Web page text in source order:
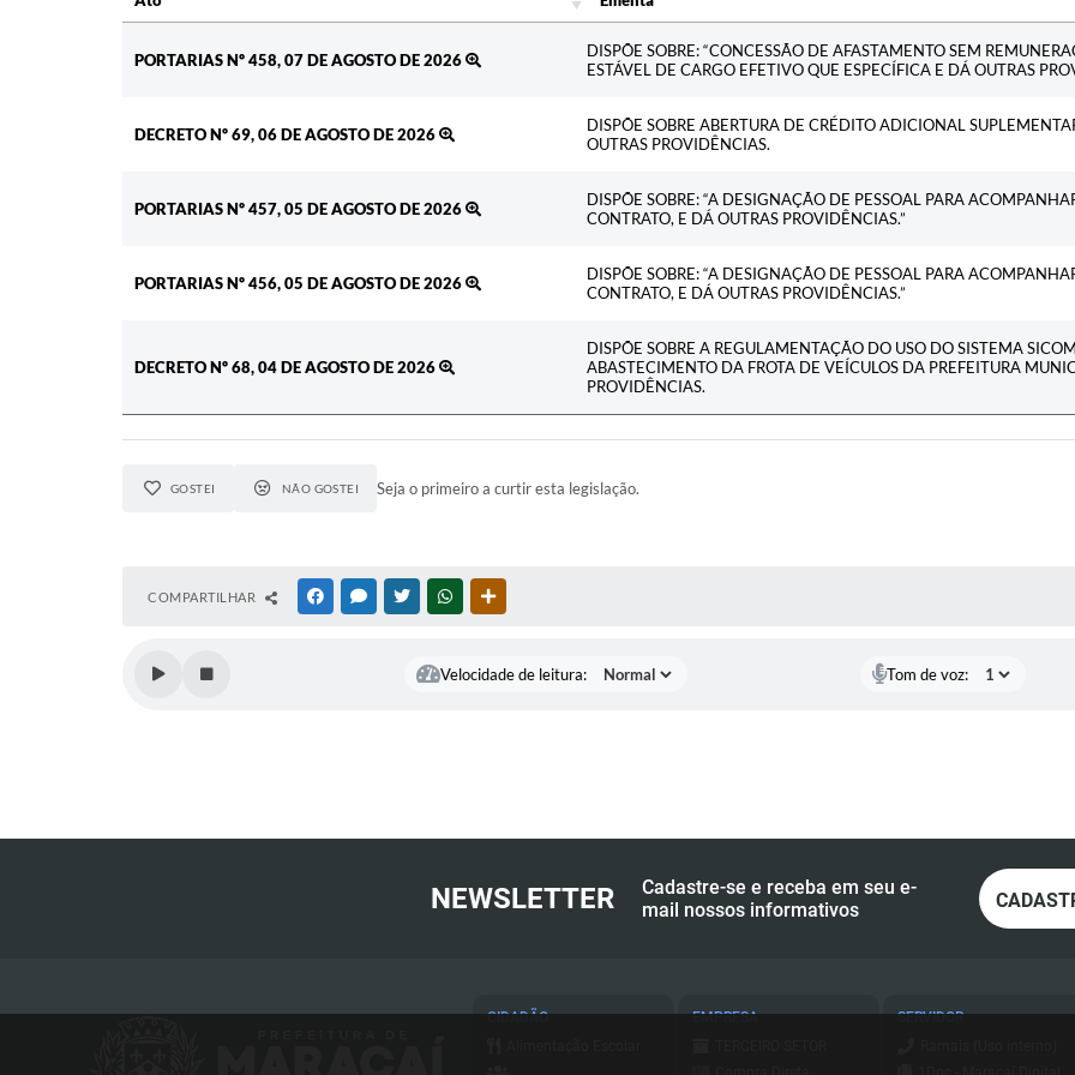
PORTARIAS Nº 458, 07 DE AGOSTO DE 2026
DISPÕE SOBRE: “CONCESSÃO DE AFASTAMENTO SEM
ESTÁVEL DE CARGO EFETIVO QUE ESPECÍFICA E DÁ OUTRAS
DECRETO Nº 69, 06 DE AGOSTO DE 2026
DISPÕE SOBRE ABERTURA DE CRÉDITO ADICIONAL
OUTRAS PROVIDÊNCIAS.
PORTARIAS Nº 457, 05 DE AGOSTO DE 2026
DISPÕE SOBRE: “A DESIGNAÇÃO DE PESSOAL PARA
CONTRATO, E DÁ OUTRAS PROVIDÊNCIAS.”
PORTARIAS Nº 456, 05 DE AGOSTO DE 2026
DISPÕE SOBRE: “A DESIGNAÇÃO DE PESSOAL PARA
CONTRATO, E DÁ OUTRAS PROVIDÊNCIAS.”
DECRETO Nº 68, 04 DE AGOSTO DE 2026
DISPÕE SOBRE A REGULAMENTAÇÃO DO USO DO SISTEMA
ABASTECIMENTO DA FROTA DE VEÍCULOS DA PREFEITURA
PROVIDÊNCIAS.
GOSTEI NÃO GOSTEI Seja o primeiro a curtir esta legislação.
COMPARTILHAR FACEBOOKMESSENGER
TWITTERWHATSAPP
Velocidade de leitura: Tom de voz:
NEWSLETTER
Cadastre-se e receba em seu e-
mail nossos informativos
CIDADÃO
EMPRESA
SERVIDOR